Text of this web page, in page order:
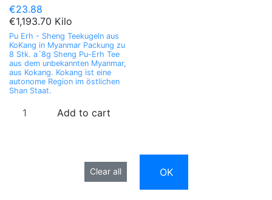
€23.88
€1,193.70 Kilo
Pu Erh - Sheng Teekugeln aus
KoKang in Myanmar Packung zu
8 Stk. a´8g Sheng Pu-Erh Tee
aus dem unbekannten Myanmar,
aus Kokang. Kokang ist eine
autonome Region im östlichen
Shan Staat.
Add to cart
Clear all OK